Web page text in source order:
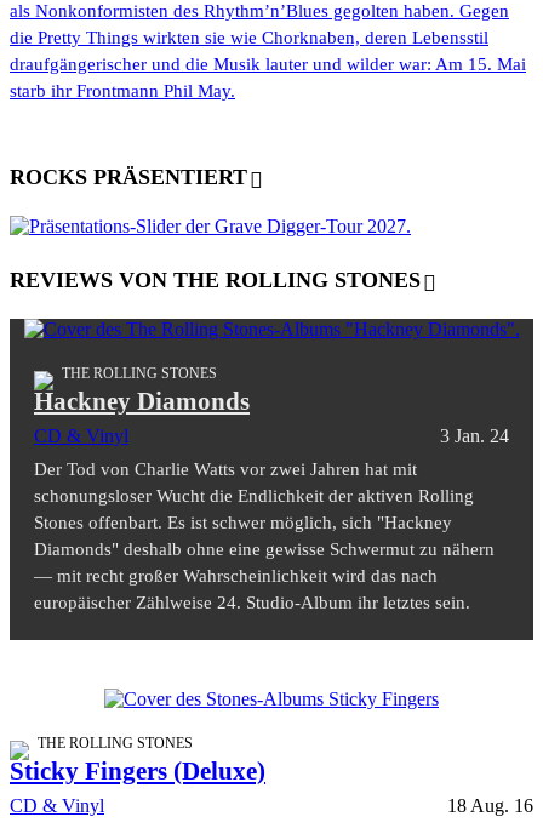
als Nonkonformisten des Rhythm’n’Blues gegolten haben. Gegen
die Pretty Things wirkten sie wie Chorknaben, deren Lebensstil
draufgängerischer und die Musik lauter und wilder war: Am 15. Mai
starb ihr Frontmann Phil May.
ROCKS PRÄSENTIERT
REVIEWS VON THE ROLLING STONES
THE ROLLING STONES
Hackney Diamonds
CD & Vinyl 3 Jan. 24
Der Tod von Charlie Watts vor zwei Jahren hat mit
schonungsloser Wucht die Endlichkeit der aktiven Rolling
Stones offenbart. Es ist schwer möglich, sich "Hackney
Diamonds" deshalb ohne eine gewisse Schwermut zu nähern
— mit recht großer Wahrscheinlichkeit wird das nach
europäischer Zählweise 24. Studio-Album ihr letztes sein.
THE ROLLING STONES
Sticky Fingers (Deluxe)
CD & Vinyl 18 Aug. 16